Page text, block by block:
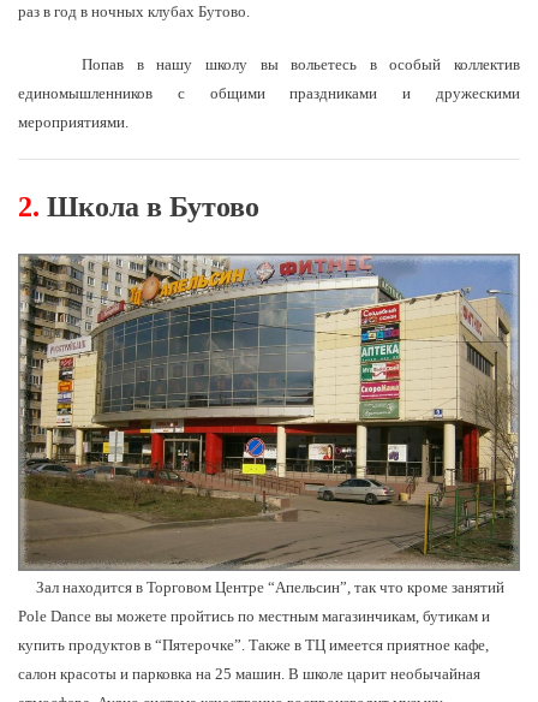
раз в год в ночных клубах Бутово.
Попав в нашу школу вы вольетесь в особый коллектив
единомышленников с общими праздниками и дружескими
мероприятиями.
2. Школа в Бутово
Зал находится в Торговом Центре “Апельсин”, так что кроме занятий
Pole Dance вы можете пройтись по местным магазинчикам, бутикам и
купить продуктов в “Пятерочке”. Также в ТЦ имеется приятное кафе,
салон красоты и парковка на 25 машин. В школе царит необычайная